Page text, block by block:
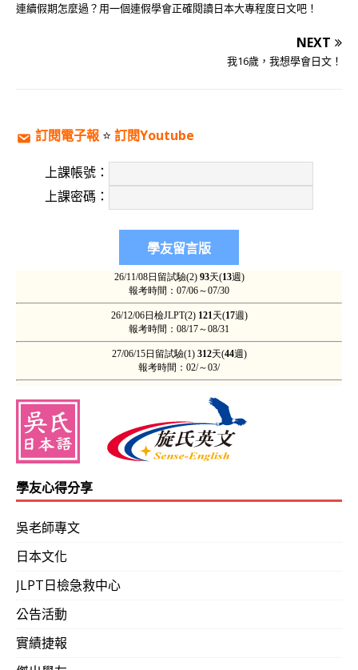
連續假期怎麼過？用一個連假學會正確閱讀日本大專程度日文吧！
NEXT
我16歲，我想學會日文！
訂閱電子報 ⭐️ 訂閱Youtube
上課帳號：
上課密碼：
學友心得分享
吳老師專文
日本文化
JLPT日檢急救中心
公告活動
實績捷報